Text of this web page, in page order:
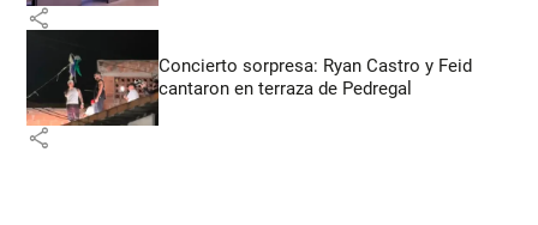
share
Concierto sorpresa: Ryan Castro y Feid
cantaron en terraza de Pedregal
share